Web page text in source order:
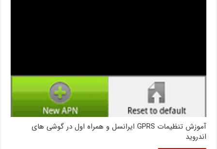
آموزش تنظیمات GPRS ایرانسل و همراه اول در گوشی های
اندروید